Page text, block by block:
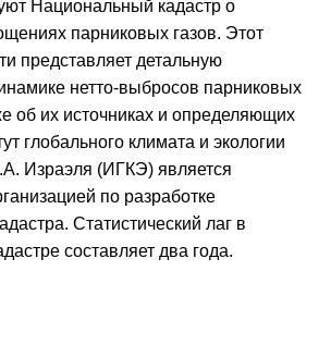
Национальный кадастр о
парниковых газов. Этот
представляет детальную
нетто-выбросов парниковых
об их источниках и определяющих
глобального климата и экологии
Израэля (ИГКЭ) является
по разработке
Статистический лаг в
составляет два года.